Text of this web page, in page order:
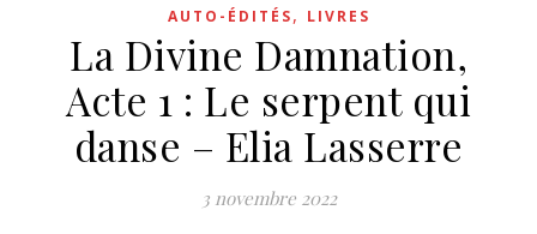
AUTO-ÉDITÉS, LIVRES
La Divine Damnation,
Acte 1 : Le serpent qui
danse – Elia Lasserre
3 novembre 2022